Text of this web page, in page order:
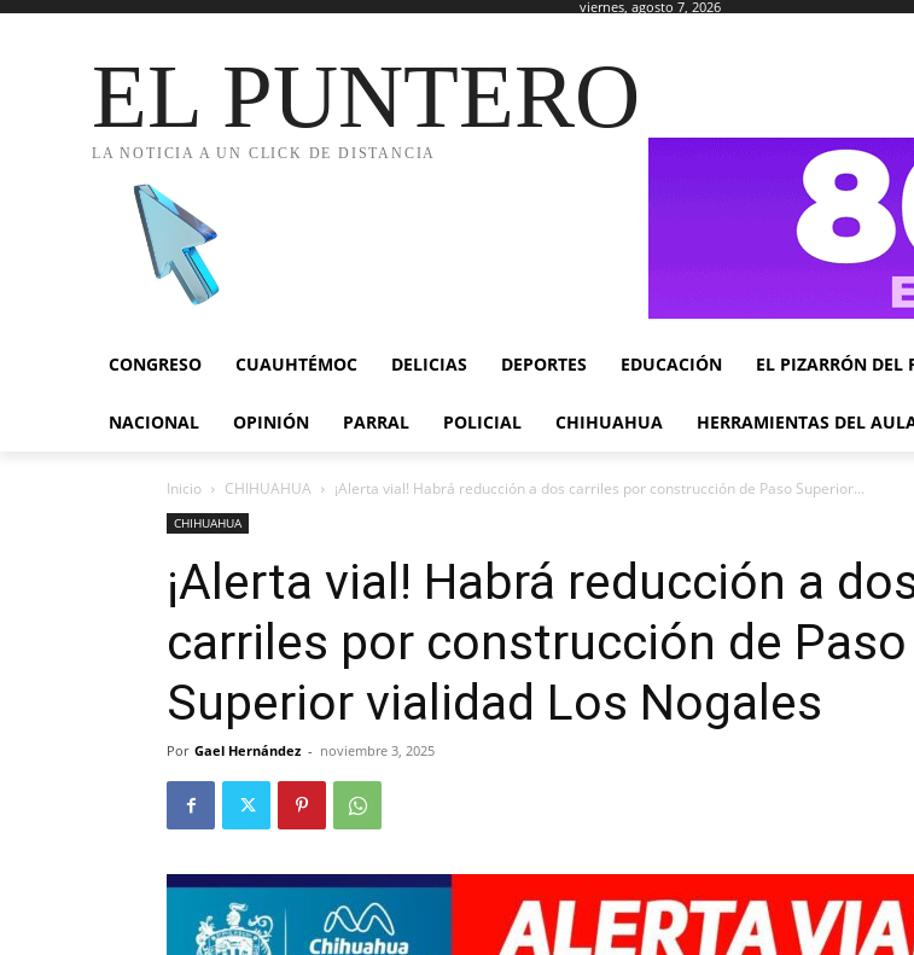
viernes, agosto 7, 2026
EL PUNTERO
LA NOTICIA A UN CLICK DE DISTANCIA
CONGRESO CUAUHTÉMOC DELICIAS DEPORTES EDUCACIÓN EL PIZARRÓN DEL
NACIONAL OPINIÓN PARRAL POLICIAL CHIHUAHUA HERRAMIENTAS DEL
Inicio CHIHUAHUA ¡Alerta vial! Habrá reducción a dos carriles por construcción de Paso Superior...
CHIHUAHUA
¡Alerta vial! Habrá reducción a
carriles por construcción de Paso
Superior vialidad Los Nogales
Por Gael Hernández - noviembre 3, 2025